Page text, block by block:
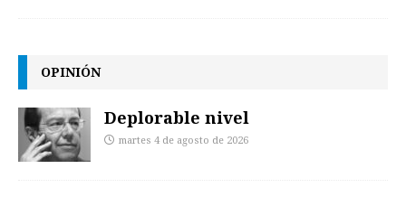
OPINIÓN
Deplorable nivel
martes 4 de agosto de 2026